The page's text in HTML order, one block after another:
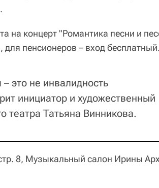
на концерт "Романтика песни и
для пенсионеров – вход бесплатный.
это не инвалидность
инициатор и художественный
театра Татьяна Винникова.
8, Музыкальный салон Ирины